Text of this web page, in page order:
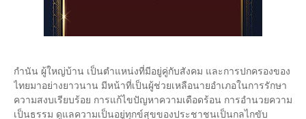
กำนัน ผู้ใหญ่บ้าน เป็นตำแหน่งที่มีอยู่คู่กับสังคม และการปกครองของ
ไทยมาอย่างยาวนาน มีหน้าที่เป็นผู้ช่วยเหลือนายอำเภอในการรักษา
ความสงบเรียบร้อย การแก้ไขปัญหาความเดือดร้อน การอำนวยความ
เป็นธรรม ดูแลความเป็นอยู่ทุกข์สุขของประชาชนเป็นกลไกขับ